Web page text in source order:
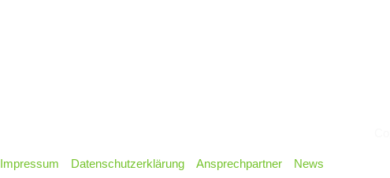
Impressum Datenschutzerklärung Ansprechpartner News